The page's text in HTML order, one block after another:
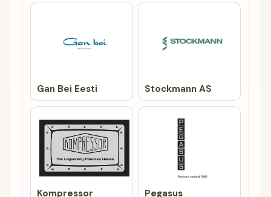
Gan Bei Eesti Stockmann AS
Kompressor
Pegasus